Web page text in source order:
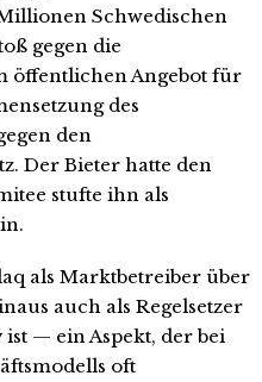
Schwedischen
gegen die
öffentlichen Angebot für
des
den
Der Bieter hatte den
stufte ihn als
als Marktbetreiber über
auch als Regelsetzer
— ein Aspekt, der bei
oft